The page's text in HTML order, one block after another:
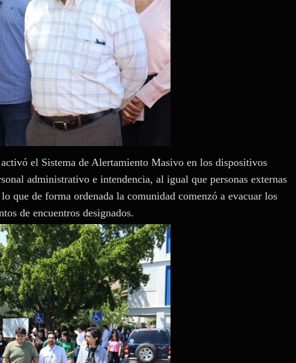
el Sistema de Alertamiento Masivo en los dispositivos
administrativo e intendencia, al igual que personas externas
que de forma ordenada la comunidad comenzó a evacuar los
de encuentros designados.